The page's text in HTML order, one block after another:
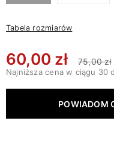
Tabela rozmiarów
60,00 zł 75,00 zł
Najniższa cena w ciągu 30
POWIADOM